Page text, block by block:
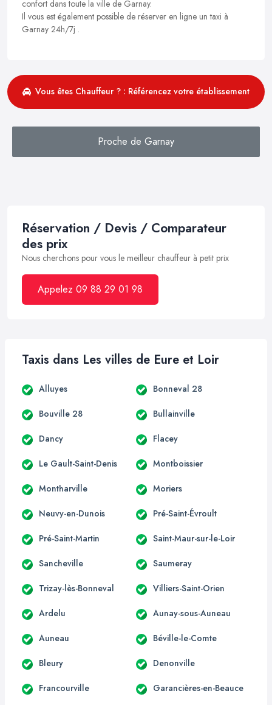
confort dans toute la ville de Garnay.
Il vous est également possible de réserver en ligne un taxi à
Garnay 24h/7j .
Vous êtes Chauffeur ? : Référencez votre établissement
Proche de Garnay
Réservation / Devis / Comparateur
des prix
Nous cherchons pour vous le meilleur chauffeur à petit prix
Appelez 09 88 29 01 98
Taxis dans Les villes de Eure et Loir
Alluyes Bonneval 28
Bouville 28 Bullainville
Dancy Flacey
Le Gault-Saint-Denis Montboissier
Montharville Moriers
Neuvy-en-Dunois Pré-Saint-Évroult
Pré-Saint-Martin Saint-Maur-sur-le-Loir
Sancheville Saumeray
Trizay-lès-Bonneval Villiers-Saint-Orien
Ardelu Aunay-sous-Auneau
Auneau Béville-le-Comte
Bleury Denonville
Francourville Garancières-en-Beauce